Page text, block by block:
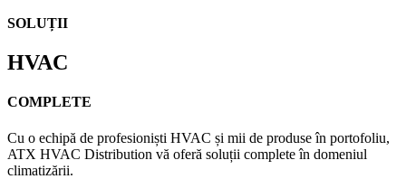
SOLUȚII
HVAC
COMPLETE
Cu o echipă de profesioniști HVAC și mii de produse în portofoliu,
ATX HVAC Distribution vă oferă soluții complete în domeniul
climatizării.